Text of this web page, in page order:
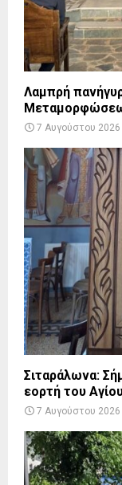
Λαμπρή
7 Αυγούστου 2026
Σιταράλωνα:
εορτή του
7 Αυγούστου 2026